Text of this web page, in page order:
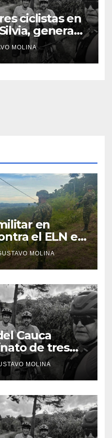
ciclistas en
genera
el Cauca
MOLINA
en
el ELN en
MOLINA
Cauca
de tres
MOLINA